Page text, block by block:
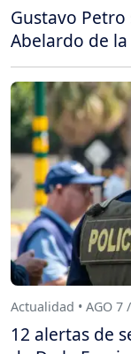
Gustavo
Abelardo de
Actualidad • AGO 7
12 alertas de